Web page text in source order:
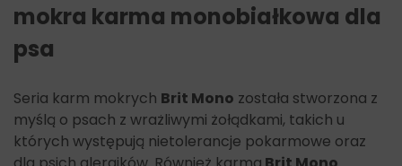
mokra karma monobiałkowa dla
psa
Seria karm mokrych Brit Mono została stworzona z
myślą o psach z wrażliwymi żołądkami, takich u
których występują nietolerancje pokarmowe oraz